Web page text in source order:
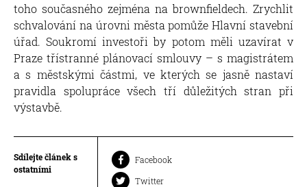
toho současného zejména na brownfieldech. Zrychlit
schvalování na úrovni města pomůže Hlavní stavební
úřad. Soukromí investoři by potom měli uzavírat v
Praze třístranné plánovací smlouvy – s magistrátem
a s městskými částmi, ve kterých se jasně nastaví
pravidla spolupráce všech tří důležitých stran při
výstavbě.
Sdílejte článek s
ostatními
Facebook
Twitter